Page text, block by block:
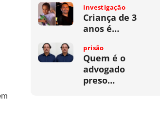
investigação
Criança de 3
anos é…
prisão
Quem é o
advogado
preso…